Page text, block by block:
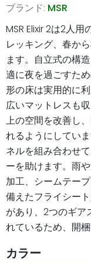
ブランド: MSR
MSR Elixir 2は2人
レッキング、春か
ます。自立式の構
適に夜を過ごすた
形の床は実用的に
広いマットレスも
上の空間を改善し
れるようにしてい
ネルを組み合わせ
ーを助けます。雨
加工、シームテー
備えたフライシー
があり、2つのギア
れているため、開
カラー